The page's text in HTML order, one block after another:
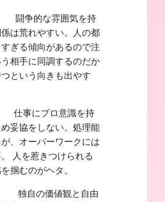
争的な雰囲気を持
は荒れやすい。人の都
ぎる傾向があるので注
相手に同調するのだか
という向きも出やす
事にプロ意識を持
妥協をしない。処理能
、オーバーワークには
人を惹きつけられる
掴むのがヘタ。
自の価値観と自由